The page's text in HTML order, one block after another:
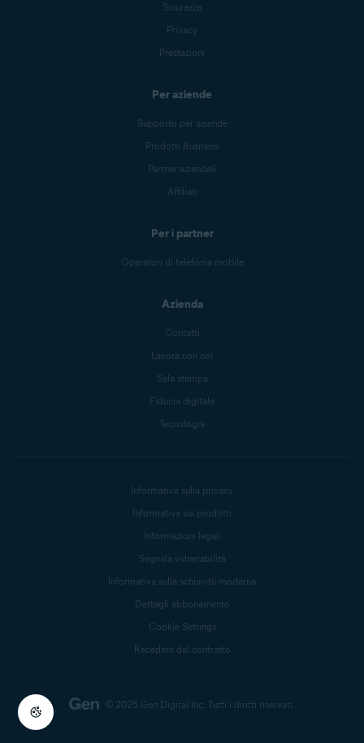
Sicurezza
Privacy
Prestazioni
Per aziende
Supporto per aziende
Prodotti Business
Partner aziendali
Affiliati
Per i partner
Operatori di telefonia mobile
Azienda
Contatti
Lavora con noi
Sala stampa
Fiducia digitale
Tecnologia
© 2025 Gen Digital Inc. Tutti i diritti riservati.
Informativa sulla privacy
Informativa sui prodotti
Informazioni legali
Segnala vulnerabilità
Informativa sulla schiavitù moderna
Dettagli abbonamento
Cookie Settings
Recedere dal contratto